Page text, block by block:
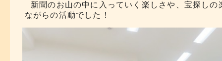
新聞のお山の中に入っていく楽しさや、宝探しの
ながらの活動でした！